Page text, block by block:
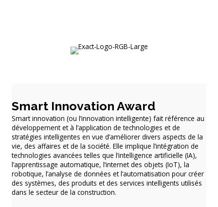
Smart Innovation Award
Smart innovation (ou l’innovation intelligente) fait référence au
développement et à l’application de technologies et de
stratégies intelligentes en vue d’améliorer divers aspects de la
vie, des affaires et de la société. Elle implique l’intégration de
technologies avancées telles que l’intelligence artificielle (IA),
l’apprentissage automatique, l’internet des objets (IoT), la
robotique, l’analyse de données et l’automatisation pour créer
des systèmes, des produits et des services intelligents utilisés
dans le secteur de la construction.